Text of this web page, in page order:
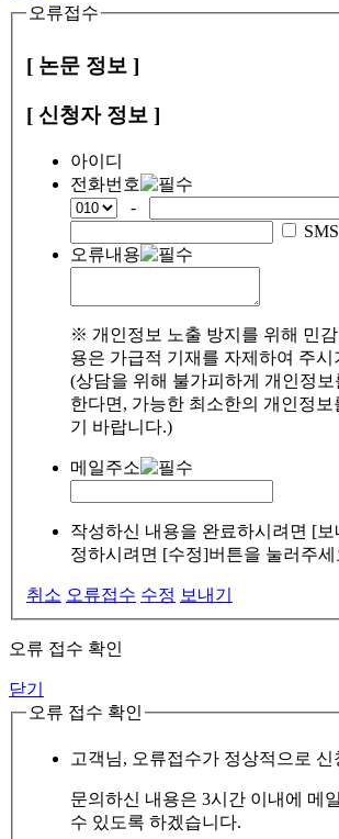
오류접수
[ 논문 정보 ]
[ 신청자 정보 ]
아이디
전화번호
-
오류내용
※ 개인정보 노출 방지를 위해 민
용은 가급적 기재를 자제하여 주시
(상담을 위해 불가피하게 개인정
한다면, 가능한 최소한의 개인정보
기 바랍니다.)
메일주소
작성하신 내용을 완료하시려면 [
정하시려면 [수정]버튼을 눌러주세
취소 오류접수 수정 보내기
오류 접수 확인
닫기
오류 접수 확인
고객님, 오류접수가 정상적으로 신
문의하신 내용은 3시간 이내에 메
수 있도록 하겠습니다.